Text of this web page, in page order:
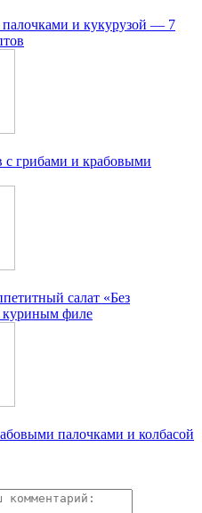
и кукурузой — 7
с грибами и крабовыми
салат «Без
куриным филе
палочками и колбасой